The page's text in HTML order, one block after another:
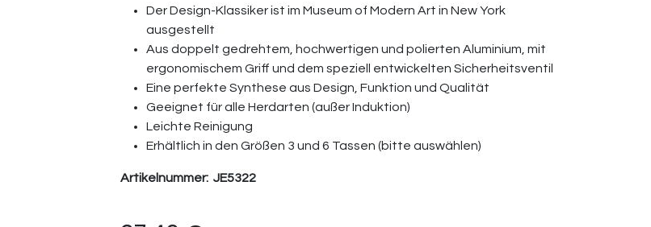
Der Design-Klassiker ist im Museum of Modern Art in New York
ausgestellt
Aus doppelt gedrehtem, hochwertigen und polierten Aluminium, mit
ergonomischem Griff und dem speziell entwickelten Sicherheitsventil
Eine perfekte Synthese aus Design, Funktion und Qualität
Geeignet für alle Herdarten (außer Induktion)
Leichte Reinigung
Erhältlich in den Größen 3 und 6 Tassen (bitte auswählen)
Artikelnummer: JE5322